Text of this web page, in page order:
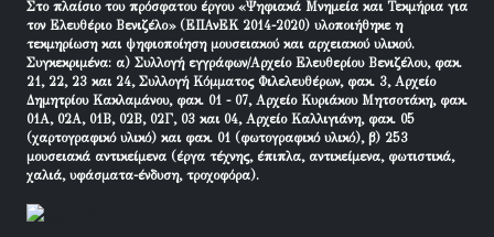
Στο πλαίσιο του πρόσφατου έργου «Ψηφιακά Μνημεία και Τεκμήρια για
τον Ελευθέριο Βενιζέλο» (ΕΠΑνΕΚ 2014-2020) υλοποιήθηκε η
τεκμηρίωση και ψηφιοποίηση μουσειακού και αρχειακού υλικού.
Συγκεκριμένα: α) Συλλογή εγγράφων/Αρχείο Ελευθερίου Βενιζέλου, φακ.
21, 22, 23 και 24, Συλλογή Κόμματος Φιλελευθέρων, φακ. 3, Αρχείο
Δημητρίου Κακλαμάνου, φακ. 01 - 07, Αρχείο Κυριάκου Μητσοτάκη, φακ.
01Α, 02Α, 01Β, 02Β, 02Γ, 03 και 04, Αρχείο Καλλιγιάνη, φακ. 05
(χαρτογραφικό υλικό) και φακ. 01 (φωτογραφικό υλικό), β) 253
μουσειακά αντικείμενα (έργα τέχνης, έπιπλα, αντικείμενα, φωτιστικά,
χαλιά, υφάσματα-ένδυση, τροχοφόρα).